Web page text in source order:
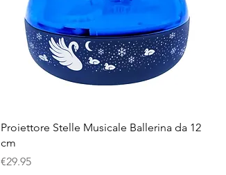
Quick View
Proiettore Stelle Musicale Ballerina da 12
cm
Price
€29.95